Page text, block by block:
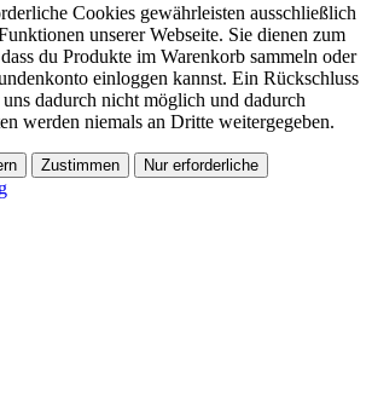
Cookies gewährleisten ausschließlich
unserer Webseite. Sie dienen zum
du Produkte im Warenkorb sammeln oder
einloggen kannst. Ein Rückschluss
dadurch nicht möglich und dadurch
werden niemals an Dritte weitergegeben.
Zustimmen Nur erforderliche